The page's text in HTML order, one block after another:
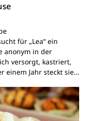
für „Lea“ ein
anonym in der
versorgt, kastriert,
einem Jahr steckt sie…